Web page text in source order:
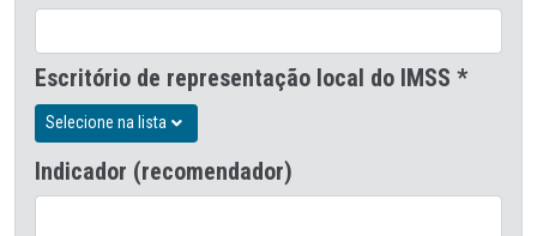
Escritório de representação local do IMSS *
Selecione na lista
Indicador (recomendador)